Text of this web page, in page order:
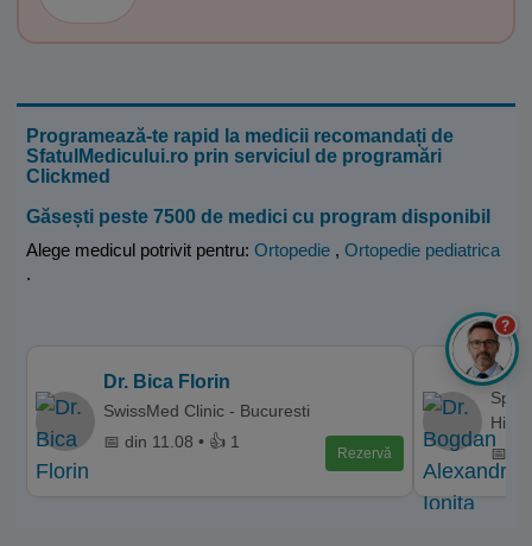
Programează-te rapid la medicii recomandați de
SfatulMedicului.ro prin serviciul de programări
Clickmed
Găsești peste 7500 de medici cu program disponibil
Alege medicul potrivit pentru: Ortopedie , Ortopedie pediatrica
.
Dr. Bica Florin
SwissMed Clinic - Bucuresti
📅 din 11.08 • 👍 1
Rezervă
Dr.
📅
?